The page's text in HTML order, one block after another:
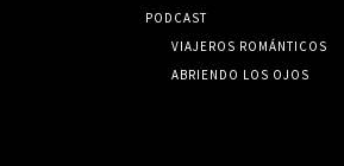
PODCAST
VIAJEROS ROMÁNTICOS
ABRIENDO LOS OJOS